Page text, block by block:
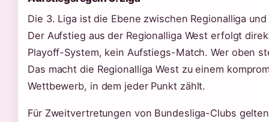
Die 3. Liga ist die Ebene zwischen Regionalliga
Der Aufstieg aus der Regionalliga West erfolgt
Playoff-System, kein Aufstiegs-Match. Wer oben
Das macht die Regionalliga West zu einem
Wettbewerb, in dem jeder Punkt zählt.
Für Zweitvertretungen von Bundesliga-Clubs